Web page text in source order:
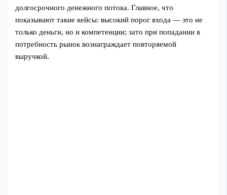
долгосрочного денежного потока. Главное, что
показывают такие кейсы: высокий порог входа — это не
только деньги, но и компетенции; зато при попадании в
потребность рынок вознаграждает повторяемой
выручкой.